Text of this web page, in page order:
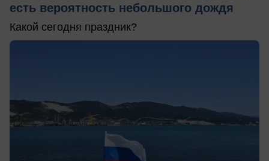
есть вероятность небольшого дождя
Какой сегодня праздник?